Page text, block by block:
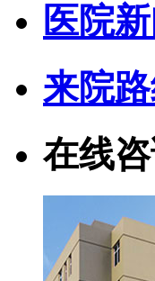
医院
来院
在线